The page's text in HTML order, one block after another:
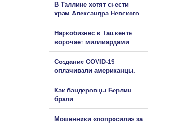
В Таллине хотят снести
храм Александра Невского.
Наркобизнес в Ташкенте
ворочает миллиардами
Создание COVID-19
оплачивали американцы.
Как бандеровцы Берлин
брали
Мошенники «попросили» за